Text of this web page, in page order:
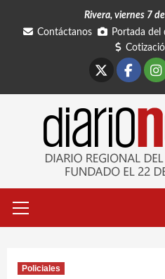
Rivera, viernes 7
Contáctanos
Portada del
primario
Policiales